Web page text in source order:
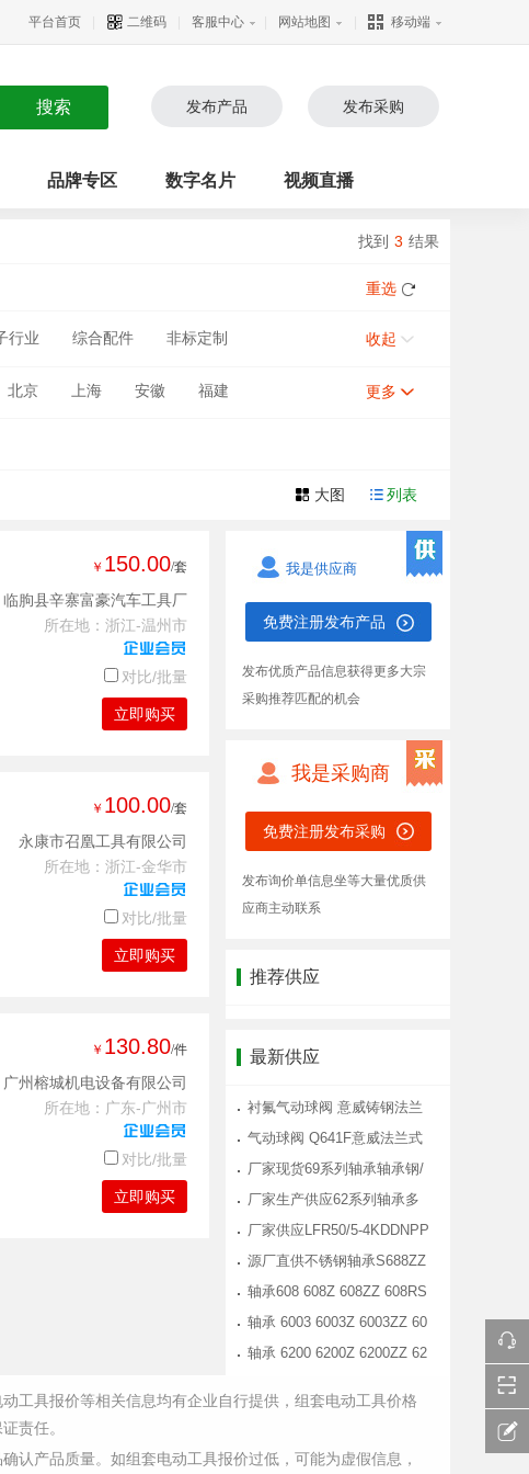
平台首页 二维码 客服中心 网站地图 移动端
发布产品 发布采购
品牌专区 数字名片 视频直播
找到 3 结果
重选
行业 综合配件 非标定制 收起
北京 上海 安徽 福建 更多
列表
大图
￥ 150.00/套
临朐县辛寨富豪汽车工具厂
所在地：浙江-温州市
对比/批量
立即购买
￥ 100.00/套
永康市召凰工具有限公司
所在地：浙江-金华市
对比/批量
立即购买
￥ 130.80/件
广州榕城机电设备有限公司
所在地：广东-广州市
对比/批量
立即购买
我是供应商
免费注册发布产品
发布优质产品信息获得更多大宗
采购推荐匹配的机会
我是采购商
免费注册发布采购
发布询价单信息坐等大量优质供
应商主动联系
推荐供应
最新供应
衬氟气动球阀 意威铸钢法兰
式气动衬
气动球阀 Q641F意威法兰式
气动球阀
厂家现货69系列轴承轴承钢/
不锈钢材
厂家生产供应62系列轴承多
材质选择转
厂家供应LFR50/5-4KDDNPP
走轨道导轮
源厂直供不锈钢轴承S688ZZ
淋浴房滑轮
轴承608 608Z 608ZZ 608RS
滑板 溜冰
轴承 6003 6003Z 6003ZZ 60
03RS 6003
轴承 6200 6200Z 6200ZZ 62
工具报价等相关信息均有企业自行提供，组套电动工具价格
责任。
认产品质量。如组套电动工具报价过低，可能为虚假信息，